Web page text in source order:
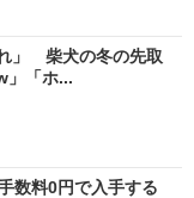
」 柴犬の冬の先取
」「ホ...
数料0円で入手する